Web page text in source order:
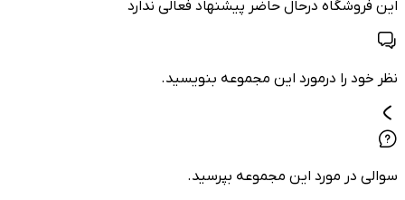
این فروشگاه درحال حاضر پیشنهاد فعالی ندارد
نظر خود را درمورد این مجموعه بنویسید.
سوالی در مورد این مجموعه بپرسید.